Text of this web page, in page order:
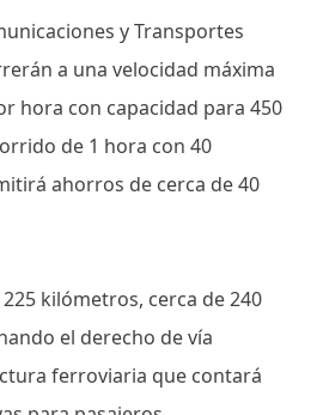
y Transportes
a una velocidad máxima
hora con capacidad para 450
de 1 hora con 40
ahorros de cerca de 40
kilómetros, cerca de 240
el derecho de vía
ferroviaria que contará